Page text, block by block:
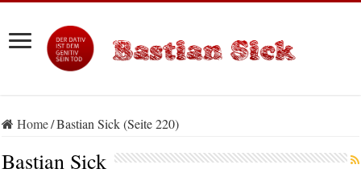
Home/Bastian Sick (Seite 220)
Bastian Sick